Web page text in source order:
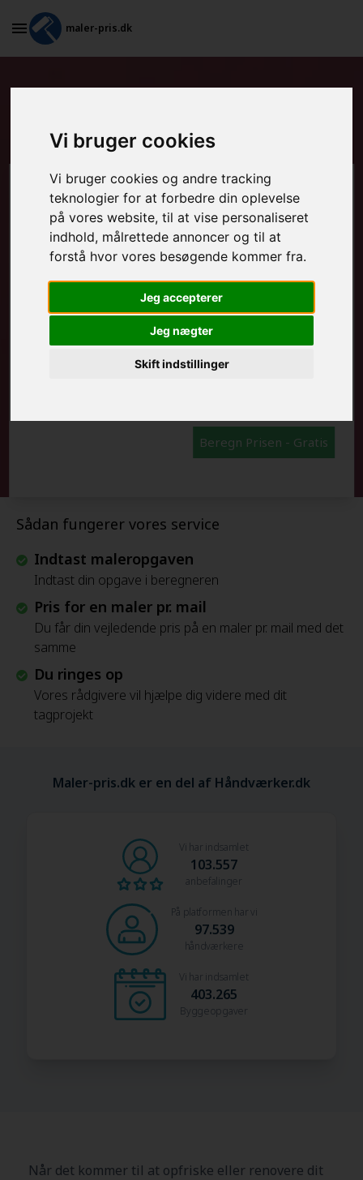
Vi bruger cookies
Vi bruger cookies og andre tracking
teknologier for at forbedre din oplevelse
på vores website, til at vise personaliseret
indhold, målrettede annoncer og til at
forstå hvor vores besøgende kommer fra.
Jeg accepterer
Jeg nægter
Skift indstillinger
maler-pris.dk
vægge i Marstal
Sådan fungerer vores service
Indtast maleropgaven
Indtast din opgave i beregneren
Pris for en maler pr. mail
Du får din vejledende pris på en maler pr. mail med det
samme
Du ringes op
Vores rådgivere vil hjælpe dig videre med dit
tagprojekt
Beregn prisen her
MALEROPGAVER - INDVENDIGT:
MALEROPGAVER - UDVENDIGT:
FRAFLYTNINGSPAKKE:
Beregn Prisen - Gratis
Maler-pris.dk er en del af Håndværker.dk
Vi har indsamlet
103.557
anbefalinger
På platformen har vi
97.539
håndværkere
Vi har indsamlet
403.265
Byggeopgaver
Når det kommer til at opfriske eller renovere dit